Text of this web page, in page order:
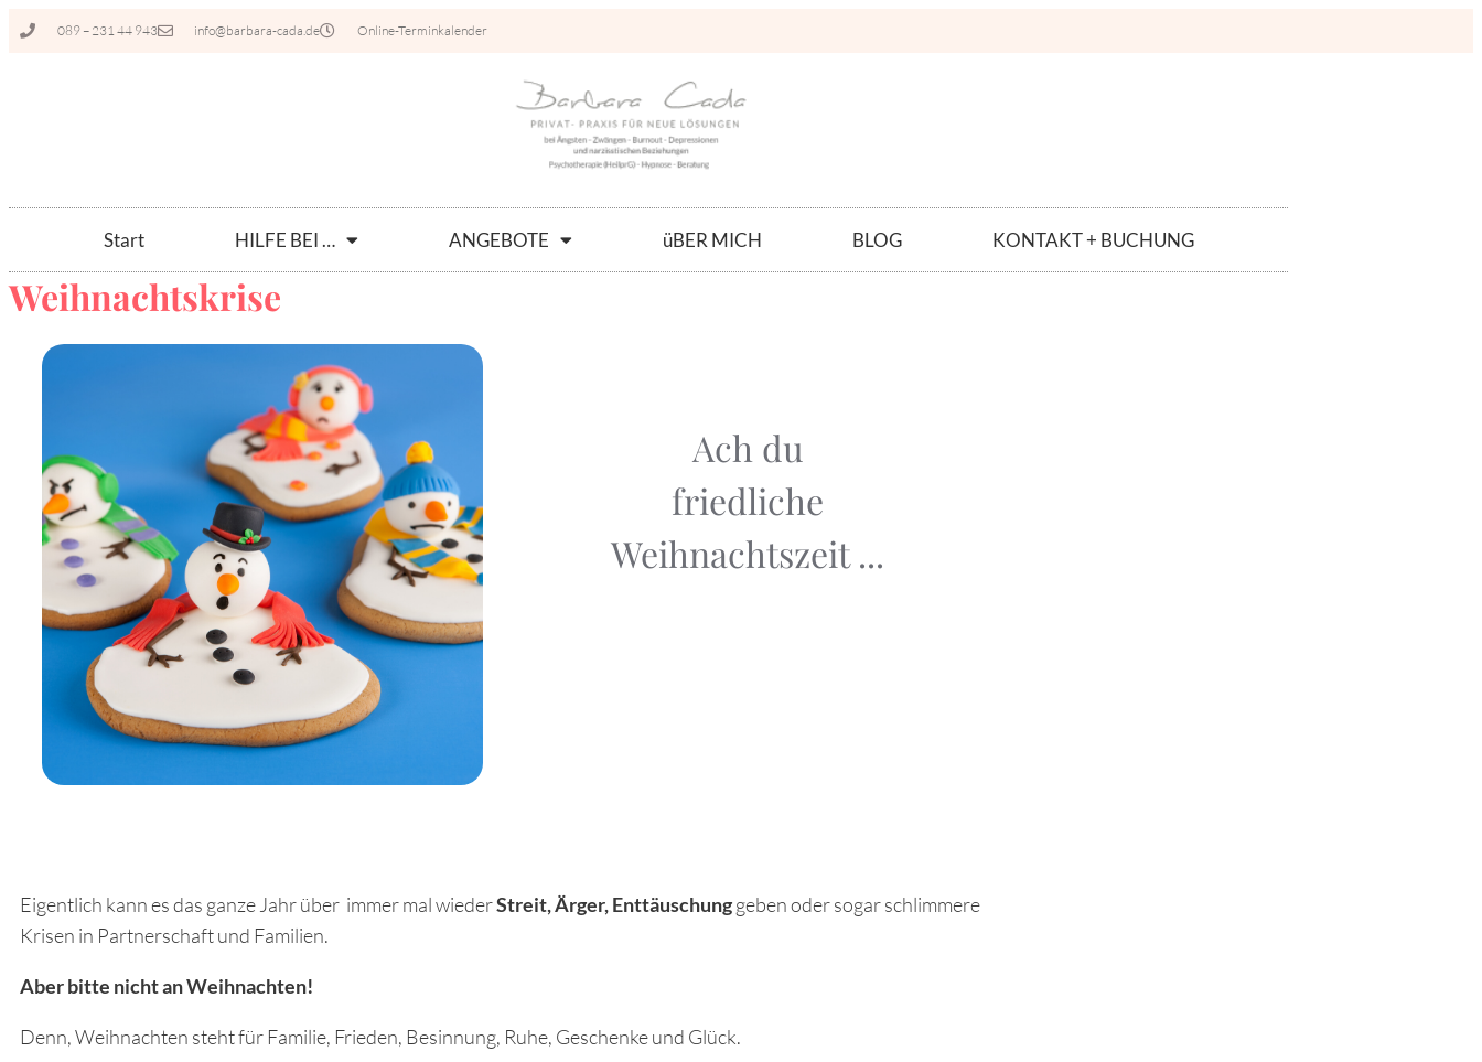
089 – 231 44 943 info@barbara-cada.de Online-Terminkalender
Start HILFE BEI … ANGEBOTE üBER MICH BLOG KONTAKT + BUCHUNG
Weihnachtskrise
Ach du
friedliche
Weihnachtszeit ...
Eigentlich kann es das ganze Jahr über immer mal wiederStreit, Ärger, Enttäuschunggeben oder sogar schlimmere
Krisen in Partnerschaft und Familien.
Aber bitte nicht an Weihnachten!
Denn, Weihnachten steht für Familie, Frieden, Besinnung, Ruhe, Geschenke und Glück.